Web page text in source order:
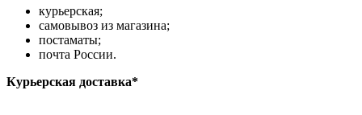
курьерская;
самовывоз из магазина;
постаматы;
почта России.
Курьерская доставка*